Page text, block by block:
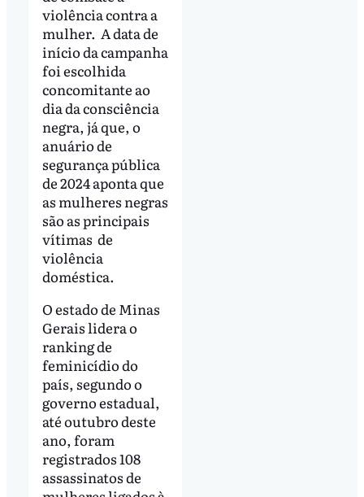
violência contra a
mulher. A data de
início da campanha
foi escolhida
concomitante ao
dia da consciência
negra, já que, o
anuário de
segurança pública
de 2024 aponta que
as mulheres negras
são as principais
vítimas de
violência
doméstica.
O estado de Minas
Gerais lidera o
ranking de
feminicídio do
país, segundo o
governo estadual,
até outubro deste
ano, foram
registrados 108
assassinatos de